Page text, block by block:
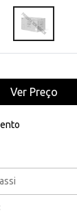
Ver Preço